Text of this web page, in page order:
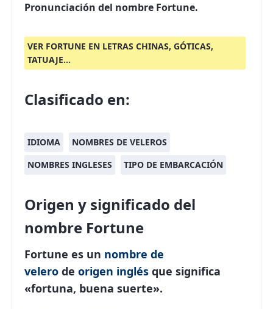
Pronunciación del nombre Fortune.
VER FORTUNE EN LETRAS CHINAS, GÓTICAS,
TATUAJE...
Clasificado en:
IDIOMA
NOMBRES DE VELEROS
NOMBRES INGLESES
TIPO DE EMBARCACIÓN
Origen y significado del
nombre Fortune
Fortune es un nombre de
velero de origen inglés que significa
«fortuna, buena suerte».